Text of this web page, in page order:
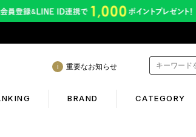
重要なお知らせ
BRAND CATEGORY